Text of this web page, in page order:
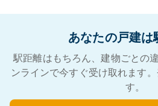
あなたの戸建は
駅距離はもちろん、建物ごとの
ンラインで今すぐ受け取れます
す。